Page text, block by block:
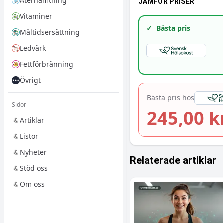
Vitaminer
Måltidsersättning
Ledvärk
Fettförbränning
Övrigt
Sidor
Artiklar
Listor
Nyheter
Stöd oss
Om oss
✓ Bästa pris
Bästa pris hos
245,00
Relaterade artiklar